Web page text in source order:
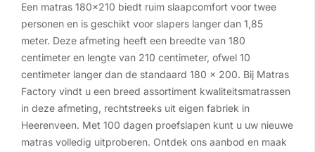
Een matras 180x210 biedt ruim slaapcomfort voor twee
personen en is geschikt voor slapers langer dan 1,85
meter. Deze afmeting heeft een breedte van 180
centimeter en lengte van 210 centimeter, ofwel 10
centimeter langer dan de standaard 180 x 200. Bij Matras
Factory vindt u een breed assortiment kwaliteitsmatrassen
in deze afmeting, rechtstreeks uit eigen fabriek in
Heerenveen. Met 100 dagen proefslapen kunt u uw nieuwe
matras volledig uitproberen. Ontdek ons aanbod en maak